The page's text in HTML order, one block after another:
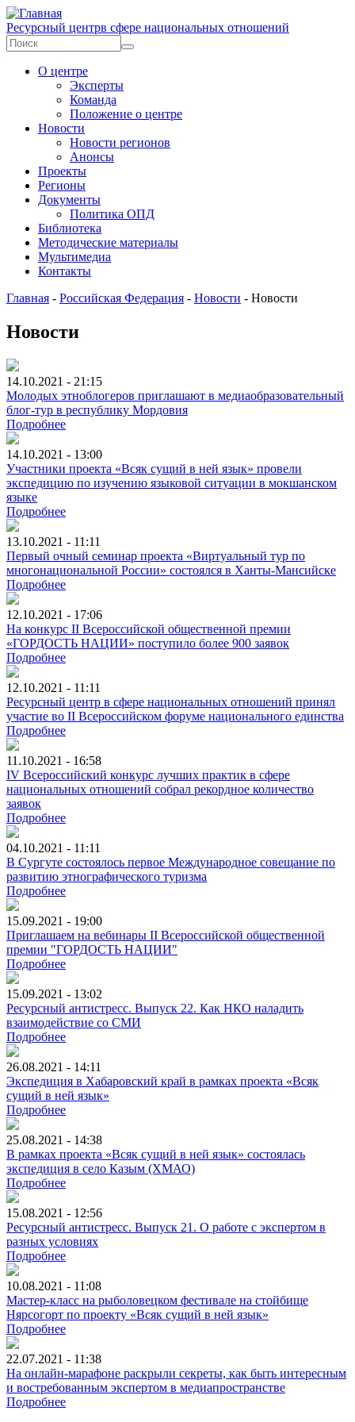
Перейти к основному содержанию
Ресурсный центрв сфере национальных отношений
О центре
Эксперты
Команда
Положение о центре
Новости
Новости регионов
Анонсы
Проекты
Регионы
Документы
Политика ОПД
Библиотека
Методические материалы
Мультимедиа
Контакты
Главная - Российская Федерация - Новости - Новости
Новости
14.10.2021 - 21:15
Молодых этноблогеров приглашают в медиаобразовательный
блог-тур в республику Мордовия
Подробнее
14.10.2021 - 13:00
Участники проекта «Всяк сущий в ней язык» провели
экспедицию по изучению языковой ситуации в мокшанском
языке
Подробнее
13.10.2021 - 11:11
Первый очный семинар проекта «Виртуальный тур по
многонациональной России» состоялся в Ханты-Мансийске
Подробнее
12.10.2021 - 17:06
На конкурс II Всероссийской общественной премии
«ГОРДОСТЬ НАЦИИ» поступило более 900 заявок
Подробнее
12.10.2021 - 11:11
Ресурсный центр в сфере национальных отношений принял
участие во II Всероссийском форуме национального единства
Подробнее
11.10.2021 - 16:58
IV Всероссийский конкурс лучших практик в сфере
национальных отношений собрал рекордное количество
заявок
Подробнее
04.10.2021 - 11:11
В Сургуте состоялось первое Международное совещание по
развитию этнографического туризма
Подробнее
15.09.2021 - 19:00
Приглашаем на вебинары II Всероссийской общественной
премии "ГОРДОСТЬ НАЦИИ"
Подробнее
15.09.2021 - 13:02
Ресурсный антистресс. Выпуск 22. Как НКО наладить
взаимодействие со СМИ
Подробнее
26.08.2021 - 14:11
Экспедиция в Хабаровский край в рамках проекта «Всяк
сущий в ней язык»
Подробнее
25.08.2021 - 14:38
В рамках проекта «Всяк сущий в ней язык» состоялась
экспедиция в село Казым (ХМАО)
Подробнее
15.08.2021 - 12:56
Ресурсный антистресс. Выпуск 21. О работе с экспертом в
разных условиях
Подробнее
10.08.2021 - 11:08
Мастер-класс на рыболовецком фестивале на стойбище
Нярсогорт по проекту «Всяк сущий в ней язык»
Подробнее
22.07.2021 - 11:38
На онлайн-марафоне раскрыли секреты, как быть интересным
и востребованным экспертом в медиапространстве
Подробнее